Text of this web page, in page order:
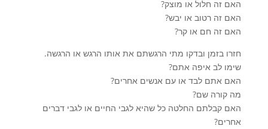
האם זה חלול או מוצק?
האם זה רטוב או יבש?
האם זה חם או קר?
חזרו בזמן ובדקו מתי הרגשתם את אותו הרגש או הרגשה.
שימו לב איפה אתם?
האם אתם לבד או עם אנשים אחרים?
מה קורה שם?
האם קבלתם החלטה כל שהיא לגבי החיים או לגבי דברים
אחרים?